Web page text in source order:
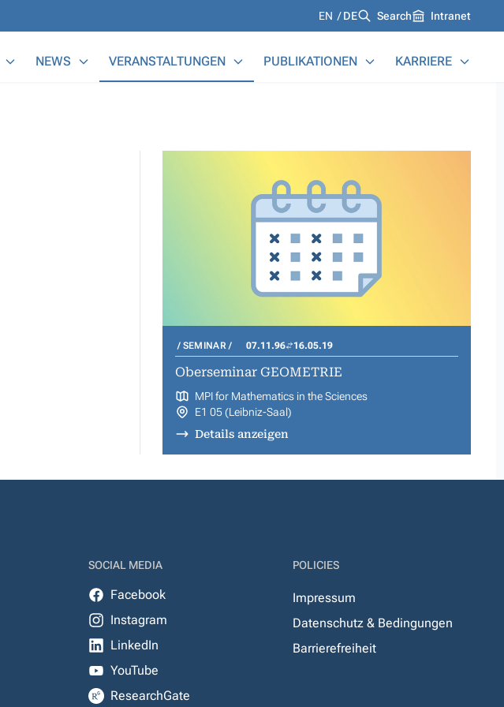
Languages
EN DE Search Intranet
NEWS VERANSTALTUNGEN PUBLIKATIONEN KARRIERE
SEMINAR 07.11.96 16.05.19
Oberseminar GEOMETRIE
MPI for Mathematics in the Sciences
E1 05 (Leibniz-Saal)
Details anzeigen
SOCIAL MEDIA
Facebook
Instagram
LinkedIn
YouTube
ResearchGate
POLICIES
Impressum
Datenschutz & Bedingungen
Barrierefreiheit